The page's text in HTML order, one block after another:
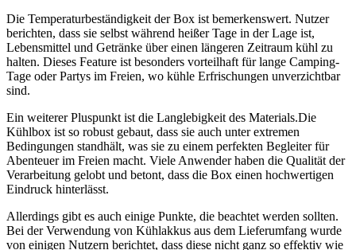
Die Temperaturbeständigkeit ⁣der Box ‌ist bemerkenswert. Nutzer
berichten, dass sie ⁤selbst während heißer⁢ Tage ⁤in der ‌Lage ist,
Lebensmittel und Getränke über einen längeren Zeitraum kühl zu
halten. Dieses Feature ist besonders vorteilhaft für lange Camping-
Tage oder Partys im Freien, wo kühle Erfrischungen‍ unverzichtbar⁤
sind.
Ein weiterer Pluspunkt​ ist​ die Langlebigkeit ‍des Materials.Die
Kühlbox ist so robust gebaut,⁤ dass sie auch⁤ unter extremen
Bedingungen standhält, was sie ‌zu einem perfekten Begleiter für
Abenteuer im Freien macht. Viele ⁣Anwender haben die ​Qualität​ der
Verarbeitung gelobt ⁤und betont, dass‌ die‌ Box‌ einen⁣ hochwertigen
‍Eindruck hinterlässt.
Allerdings ⁣gibt es auch einige Punkte, die beachtet‌ werden sollten.
Bei⁣ der‍ Verwendung von ‍Kühlakkus aus‌ dem Lieferumfang wurde
von‌ einigen Nutzern berichtet, dass diese ⁢nicht ganz so effektiv wie